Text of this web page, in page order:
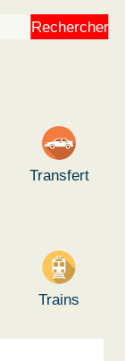
Rechercher
Transfert
Trains